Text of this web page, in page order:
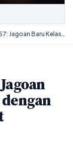
Samsung Galaxy A57: Jagoan Baru Kelas Menengah dengan Layar 120Hz & Chipset Bertenaga!